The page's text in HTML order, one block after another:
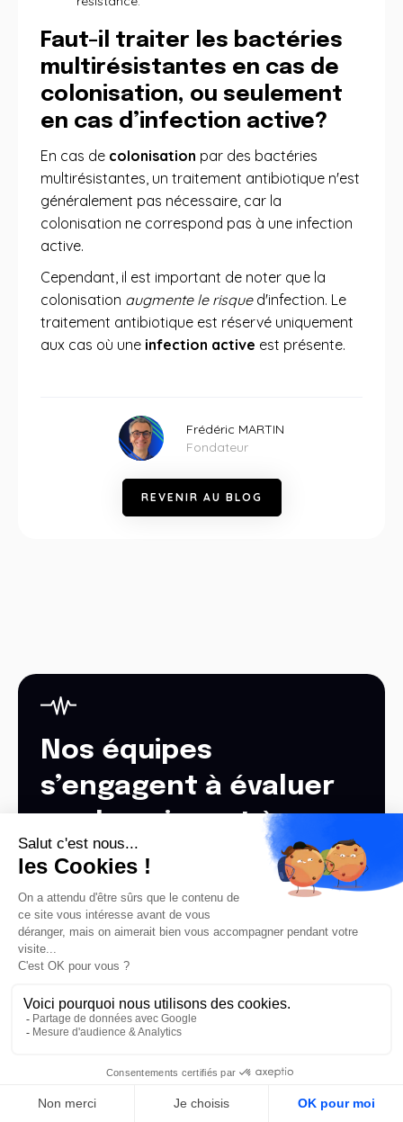
Faut-il traiter les bactéries
multirésistantes en cas de
colonisation, ou seulement
en cas d’infection active?
En cas de colonisation par des bactéries
multirésistantes, un traitement antibiotique n'est
généralement pas nécessaire, car la
colonisation ne correspond pas à une infection
active.
Cependant, il est important de noter que la
colonisation augmente le risqued'infection. Le
traitement antibiotique est réservé uniquement
aux cas où une infection active est présente.
Frédéric MARTIN
Fondateur
RE VE NIR AU BLOG
Nos équipes
s’engagent à évaluer
vos besoins, et à vous
apporter une réponse
en moins de 48h
PR
FR